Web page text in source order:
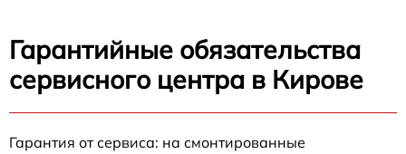
Гарантийные обязательства
сервисного центра в Кирове
Гарантия от сервиса: на смонтированные